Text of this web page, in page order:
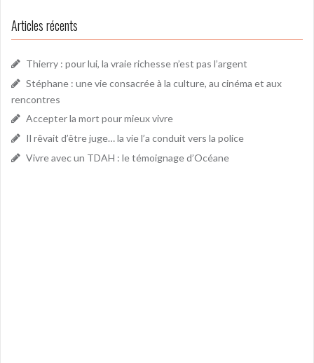
Articles récents
Thierry : pour lui, la vraie richesse n’est pas l’argent
Stéphane : une vie consacrée à la culture, au cinéma et aux
rencontres
Accepter la mort pour mieux vivre
Il rêvait d’être juge… la vie l’a conduit vers la police
Vivre avec un TDAH : le témoignage d’Océane